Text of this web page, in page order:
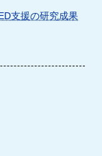
支援の研究成果